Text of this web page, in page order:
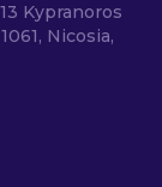
Kypranoros
Nicosia,